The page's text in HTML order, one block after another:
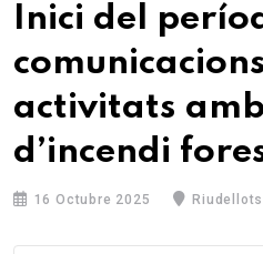
Inici del
activitats
d’incendi
16 Octubre 2025